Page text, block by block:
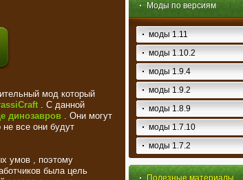
Моды по версиям
моды 1.11
моды 1.10.2
моды 1.9.4
моды 1.9.2
моды 1.8.9
моды 1.7.10
моды 1.7.2
Полезные материалы
мод который
. С данной
динозавров . Они могут
все они будут
умов , поэтому
была цель